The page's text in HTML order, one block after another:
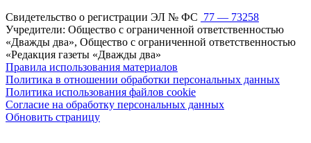
Свидетельство о регистрации ЭЛ № ФС 77 — 73258
Учредители: Общество с ограниченной ответственностью
«Дважды два», Общество с ограниченной ответственностью
«Редакция газеты «Дважды два»
Правила использования материалов
Политика в отношении обработки персональных данных
Политика использования файлов cookie
Согласие на обработку персональных данных
Обновить страницу